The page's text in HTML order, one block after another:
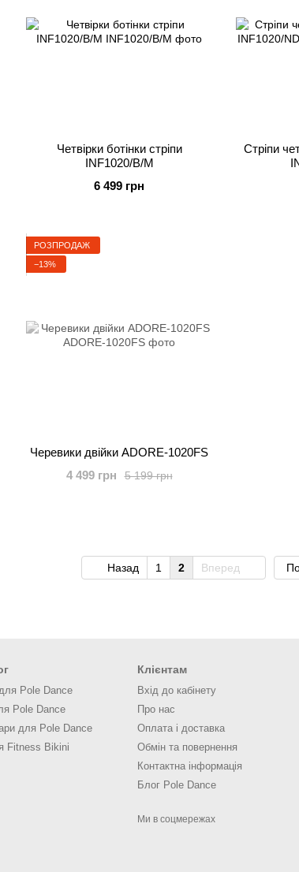
Четвірки ботінки стріпи
INF1020/B/M
6 499 грн
Стріпи
РОЗПРОДАЖ
−13%
Черевики двійки ADORE-1020FS
5 199 грн
4 499 грн
Назад 1 2 Вперед
Pole Dance
Pole Dance
для Pole Dance
Fitness Bikini
Клієнтам
Вхід до кабінету
Про нас
Оплата і доставка
Обмін та повернення
Контактна інформація
Блог Pole Dance
Ми в соцмережах